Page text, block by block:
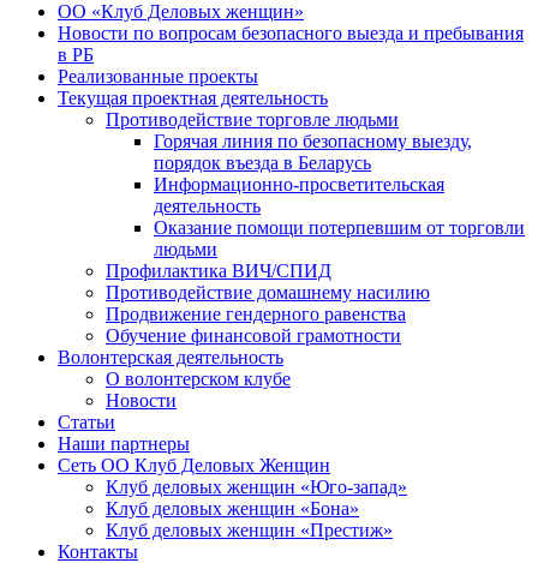
ОО «Клуб Деловых женщин»
Новости по вопросам безопасного выезда и пребывания
в РБ
Реализованные проекты
Текущая проектная деятельность
Противодействие торговле людьми
Горячая линия по безопасному выезду,
порядок въезда в Беларусь
Информационно-просветительская
деятельность
Оказание помощи потерпевшим от торговли
людьми
Профилактика ВИЧ/СПИД
Противодействие домашнему насилию
Продвижение гендерного равенства
Обучение финансовой грамотности
Волонтерская деятельность
О волонтерском клубе
Новости
Статьи
Наши партнеры
Сеть ОО Клуб Деловых Женщин
Клуб деловых женщин «Юго-запад»
Клуб деловых женщин «Бона»
Клуб деловых женщин «Престиж»
Контакты